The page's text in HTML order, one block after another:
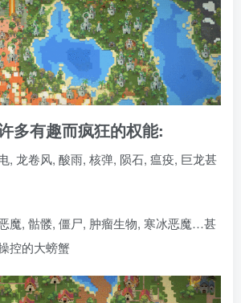
多有趣而疯狂的权能:
, 龙卷风, 酸雨, 核弹, 陨石, 瘟疫, 巨龙甚
魔, 骷髅, 僵尸, 肿瘤生物, 寒冰恶魔…甚
控的大螃蟹